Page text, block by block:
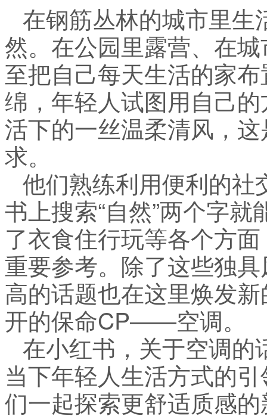
在钢筋丛林的城市里生
然。在公园里露营、在
至把自己每天生活的家
绵，年轻人试图用自己
活下的一丝温柔清风，
求。
他们熟练利用便利的社
书上搜索“自然”两个字
了衣食住行玩等各个方
重要参考。除了这些独
高的话题也在这里焕发
开的保命CP——空调。
在小红书，关于空调
当下年轻人生活方式的
们一起探索更舒适质感